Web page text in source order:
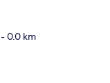
- 0.0 km